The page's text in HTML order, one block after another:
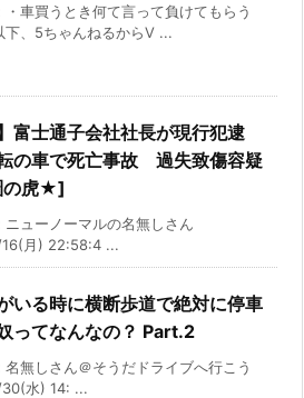
・車買うとき何て言って負けてもらう
下、5ちゃんねるからV ...
】富士通子会社社長が現行犯逮
の車で死亡事故 過失致傷容疑
の虎★]
ニューノーマルの名無しさん
月) 22:58:4 ...
いる時に横断歩道で絶対に停車
ってなんなの？ Part.2
名無しさん＠そうだドライブへ行こう
水) 14: ...